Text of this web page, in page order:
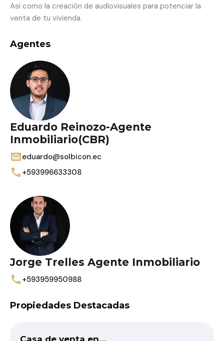
Asi como la creación de audiovisuales para potenciar la
venta de tu vivienda.
Agentes
Eduardo Reinozo-Agente
Inmobiliario(CBR)
eduardo@solbicon.ec
+593996633308
Jorge Trelles Agente Inmobiliario
+593959950988
Propiedades Destacadas
Casa de venta en…